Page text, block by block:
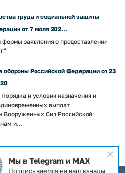
труда и социальной защиты
от 7 июля 202...
заявления о предоставлении
обороны Российской Федерации от 23
и условий назначения и
выплат
Вооруженных Сил Российской
и...
Мы в Telegram и MAX
Подписываемся на наш каналы